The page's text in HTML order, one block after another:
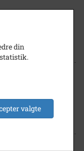
din
valgte